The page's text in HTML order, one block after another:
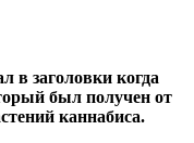
в заголовки когда
был получен от
каннабиса.